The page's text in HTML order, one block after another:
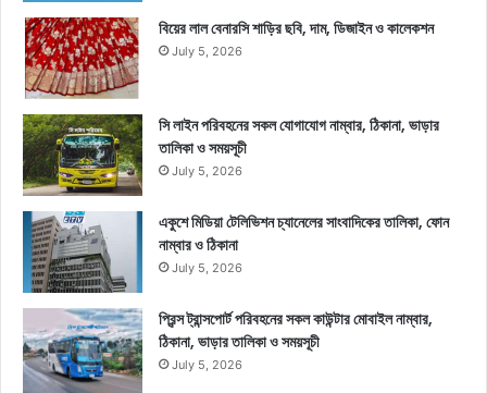
বিয়ের লাল বেনারসি শাড়ির ছবি, দাম, ডিজাইন ও কালেকশন
July 5, 2026
সি লাইন পরিবহনের সকল যোগাযোগ নাম্বার, ঠিকানা, ভাড়ার
তালিকা ও সময়সূচী
July 5, 2026
একুশে মিডিয়া টেলিভিশন চ্যানেলের সাংবাদিকের তালিকা, ফোন
নাম্বার ও ঠিকানা
July 5, 2026
প্রিন্স ট্রান্সপোর্ট পরিবহনের সকল কাউন্টার মোবাইল নাম্বার,
ঠিকানা, ভাড়ার তালিকা ও সময়সূচী
July 5, 2026